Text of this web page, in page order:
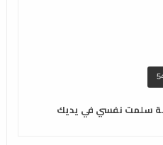
سلمت نفسي في يديك